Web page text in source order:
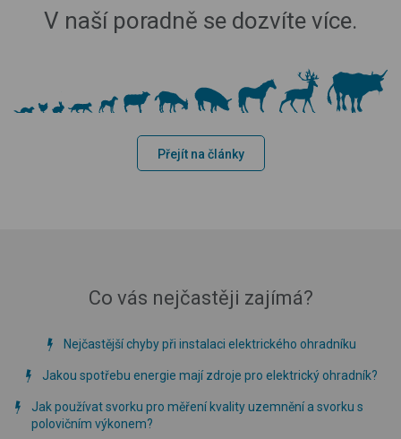
V naší poradně se dozvíte více.
Přejít na články
Co vás nejčastěji zajímá?
Nejčastější chyby při instalaci elektrického ohradníku
Jakou spotřebu energie mají zdroje pro elektrický ohradník?
Jak používat svorku pro měření kvality uzemnění a svorku s
polovičním výkonem?